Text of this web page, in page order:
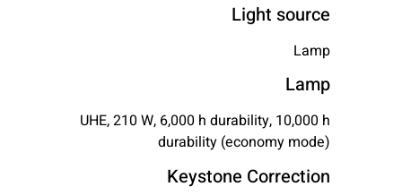
Light source
Lamp
Lamp
UHE, 210 W, 6,000 h durability, 10,000 h
durability (economy mode)
Keystone Correction